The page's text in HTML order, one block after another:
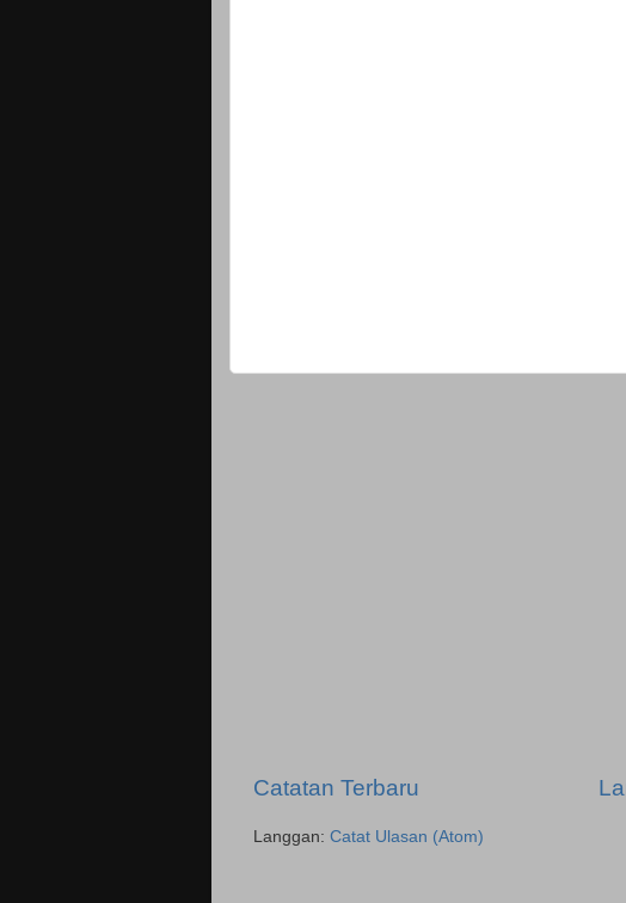
Catatan Terbaru
Langgan: Catat Ulasan (Atom)